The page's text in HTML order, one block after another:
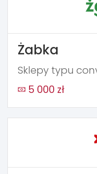
Żabka
Sklepy typu
5 000 zł